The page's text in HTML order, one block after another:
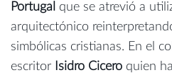
Portugal
que se atrevió a
arquitectónico
simbólicas cristianas. En el
escritor Isidro Cicero quien